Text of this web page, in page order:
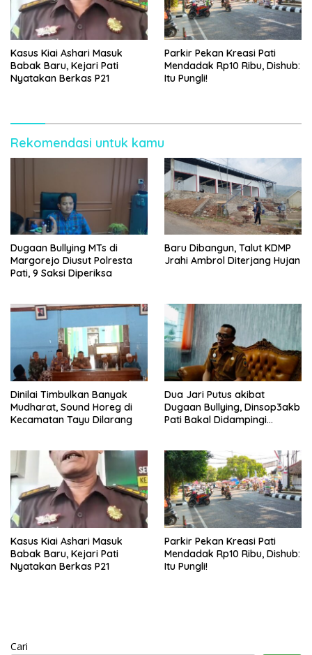
Kasus Kiai Ashari Masuk
Babak Baru, Kejari Pati
Nyatakan Berkas P21
Parkir Pekan Kreasi Pati
Mendadak Rp10 Ribu, Dishub:
Itu Pungli!
Rekomendasi untuk kamu
Dugaan Bullying MTs di
Margorejo Diusut Polresta
Pati, 9 Saksi Diperiksa
Baru Dibangun, Talut KDMP
Jrahi Ambrol Diterjang Hujan
Dinilai Timbulkan Banyak
Mudharat, Sound Horeg di
Kecamatan Tayu Dilarang
Dua Jari Putus akibat
Dugaan Bullying, Dinsop3akb
Pati Bakal Didampingi
Kasus Kiai Ashari Masuk
Babak Baru, Kejari Pati
Nyatakan Berkas P21
Parkir Pekan Kreasi Pati
Mendadak Rp10 Ribu, Dishub:
Itu Pungli!
Cari